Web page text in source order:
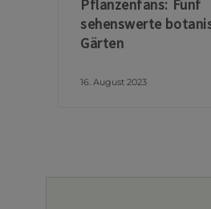
Pflanzenfans: Fünf
sehenswerte
Gärten
16. August 2023